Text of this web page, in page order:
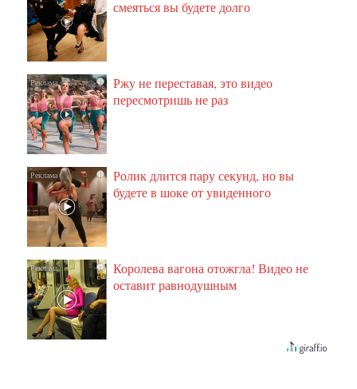
смеяться вы будете долго
i
Ржу не переставая, это видео
пересмотришь не раз
i
Ролик длится пару секунд, но вы
будете в шоке от увиденного
i
Королева вагона отожгла! Видео не
оставит равнодушным